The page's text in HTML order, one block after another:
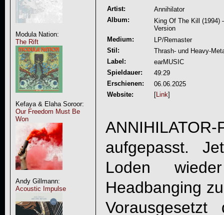
Modula Nation:
The Rift
Kefaya & Elaha Soroor:
Our Freedom Must Be
Won
Andy Gillmann:
Acoustic Impulse
Artist:
Annihilator
Album:
King Of The Kill (1994)
Version
Medium:
LP/Remaster
Stil:
Thrash- und Heavy-
Label:
earMUSIC
Spieldauer:
49:29
Erschienen:
06.06.2025
Website:
[Link]
aufgepasst.
Loden
Headbanging